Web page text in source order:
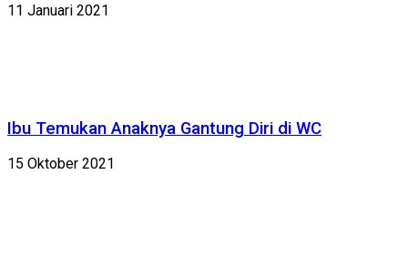
11 Januari 2021
Ibu Temukan Anaknya Gantung Diri di WC
15 Oktober 2021